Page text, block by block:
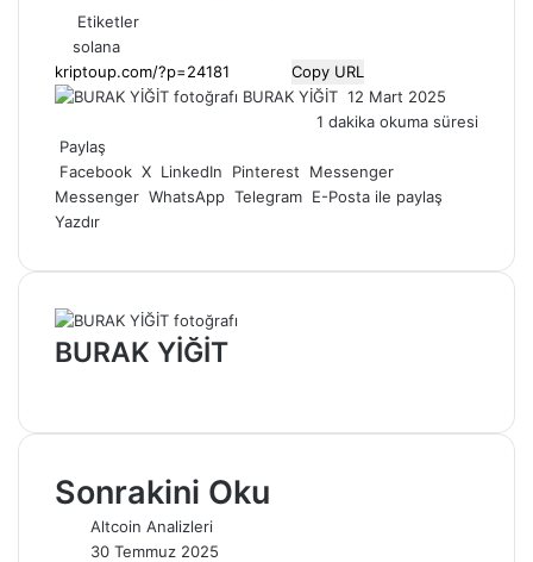
Etiketler
solana
Copy URL
BURAK YİĞİT Bir
e-
göndermek
12 Mart 2025
1 dakika okuma süresi
Paylaş
Facebook X LinkedIn Pinterest
Messenger
Messenger WhatsApp Telegram E-Posta ile paylaş
Yazdır
BURAK YİĞİT
Sonrakini Oku
Altcoin Analizleri
30 Temmuz 2025